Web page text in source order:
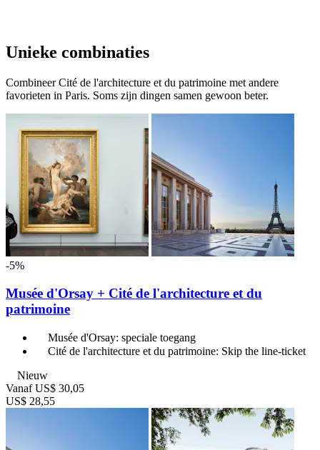
Unieke combinaties
Combineer Cité de l'architecture et du patrimoine met andere
favorieten in Paris. Soms zijn dingen samen gewoon beter.
-5%
Musée d'Orsay + Cité de l'architecture et du
patrimoine
Musée d'Orsay: speciale toegang
Cité de l'architecture et du patrimoine: Skip the line-ticket
Nieuw
Vanaf US$ 30,05
US$ 28,55